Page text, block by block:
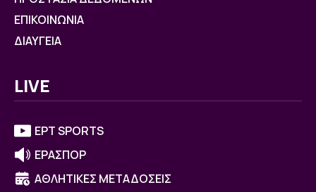
ΕΠΙΚΟΙΝΩΝΙΑ
ΔΙΑΥΓΕΙΑ
LIVE
ΕΡΤ SPORTS
ΕΡΑΣΠΟΡ
ΑΘΛΗΤΙΚΕΣ ΜΕΤΑΔΟΣΕΙΣ